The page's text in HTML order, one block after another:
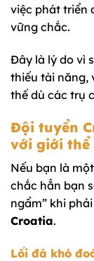
việc phát triển
vững chắc.
Đây là lý do vì
thiếu tài năng,
thế dù các trụ
Đội tuyển
với giới thể
Nếu bạn là
chắc hẳn bạn
ngẩm” khi
Croatia.
Lối đá khó